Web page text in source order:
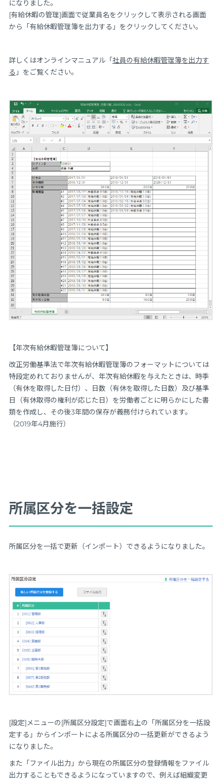
になりました。
[有給休暇の管理]画面で従業員名をクリックして表示される画面
から「有給休暇管理簿を出力する」をクリックしてください。
詳しくはオンラインマニュアル「 社員の有給休暇管理簿を出力す
る 」をご覧ください。
【年次有給休暇管理簿について】
改正労働基準法で年次有給休暇管理簿のフォーマットについては
特段定めれておりませんが、年次有給休暇を与えたときは、時季
（有休を取得した日付）、日数（有休を取得した日数）及び基準
日（有休取得の権利が応じた日）を労働者ごとに明らかにした書
類を作成し、その後3年間の保存が義務付けられています。
（2019年4月施行）
所属区分を一括設定
所属区分を一括で更新（インポート）できるようになりました。
[設定]メニューの[所属区分設定]で画面右上の「所属区分を一括設
定する」からインポートによる所属区分の一括更新ができるよう
になりました。
また「ファイル出力」から現在の所属区分の登録情報をファイル
出力することもできるようになっていますので、例えば組織変更